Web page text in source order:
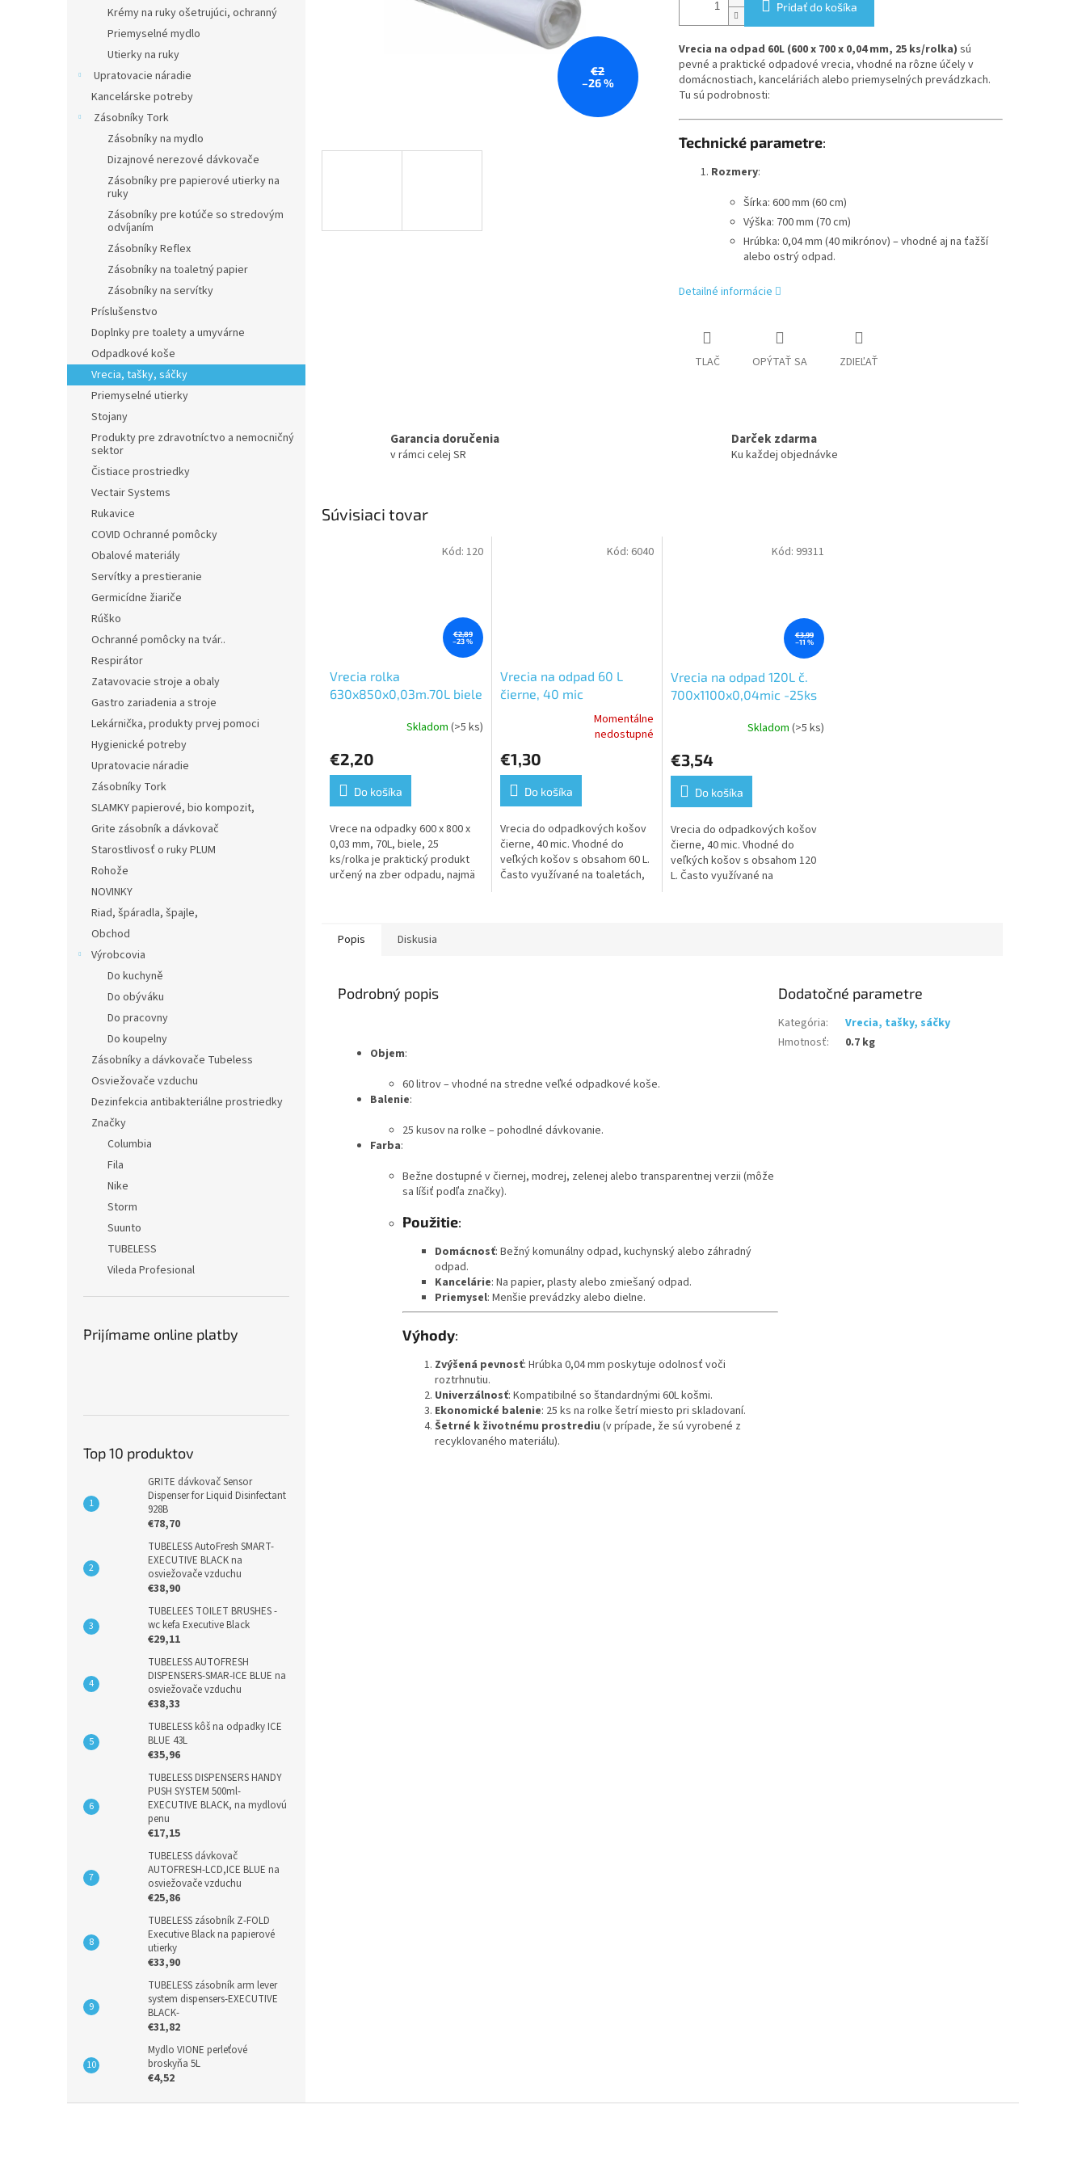
Krémy na ruky ošetrujúci, ochranný
Priemyselné mydlo
Utierky na ruky
Upratovacie náradie
Kancelárske potreby
Zásobníky Tork
Zásobníky na mydlo
Dizajnové nerezové dávkovače
Zásobníky pre papierové utierky na
ruky
Zásobníky pre kotúče so stredovým
odvíjaním
Zásobníky Reflex
Zásobníky na toaletný papier
Zásobníky na servítky
Príslušenstvo
Doplnky pre toalety a umyvárne
Odpadkové koše
Vrecia, tašky, sáčky
Priemyselné utierky
Stojany
Produkty pre zdravotníctvo a nemocničný
sektor
Čistiace prostriedky
Vectair Systems
Rukavice
COVID Ochranné pomôcky
Obalové materiály
Servítky a prestieranie
Germicídne žiariče
Rúško
Ochranné pomôcky na tvár..
Respirátor
Zatavovacie stroje a obaly
Gastro zariadenia a stroje
Lekárnička, produkty prvej pomoci
Hygienické potreby
Upratovacie náradie
Zásobníky Tork
SLAMKY papierové, bio kompozit,
Grite zásobník a dávkovač
Starostlivosť o ruky PLUM
Rohože
NOVINKY
Riad, špáradla, špajle,
Obchod
Výrobcovia
Do kuchyně
Do obýváku
Do pracovny
Do koupelny
Zásobníky a dávkovače Tubeless
Osviežovače vzduchu
Dezinfekcia antibakteriálne prostriedky
Značky
Columbia
Fila
Nike
Storm
Suunto
TUBELESS
Vileda Profesional
Prijímame online platby
Top 10 produktov
GRITE dávkovač Sensor
Dispenser for Liquid Disinfectant
928B
€78,70
TUBELESS AutoFresh SMART-
EXECUTIVE BLACK na
osviežovače vzduchu
€38,90
TUBELEES TOILET BRUSHES -
wc kefa Executive Black
€29,11
TUBELESS AUTOFRESH
DISPENSERS-SMAR-ICE BLUE na
osviežovače vzduchu
€38,33
TUBELESS kôš na odpadky ICE
BLUE 43L
€35,96
TUBELESS DISPENSERS HANDY
PUSH SYSTEM 500ml-
EXECUTIVE BLACK, na mydlovú
penu
€17,15
TUBELESS dávkovač
AUTOFRESH-LCD,ICE BLUE na
osviežovače vzduchu
€25,86
TUBELESS zásobník Z-FOLD
Executive Black na papierové
utierky
€33,90
TUBELESS zásobník arm lever
system dispensers-EXECUTIVE
BLACK-
€31,82
Mydlo VIONE perleťové
broskyňa 5L
€4,52
€2
–26 %
Pridať do košíka
Vrecia na odpad 60L (600 x 700 x 0,04 mm, 25 ks/rolka) sú
pevné a praktické odpadové vrecia, vhodné na rôzne účely v
domácnostiach, kanceláriách alebo priemyselných prevádzkach.
Tu sú podrobnosti:
Technické parametre:
Rozmery:
Šírka: 600 mm (60 cm)
Výška: 700 mm (70 cm)
Hrúbka: 0,04 mm (40 mikrónov) – vhodné aj na ťažší
alebo ostrý odpad.
Detailné informácie
TLAČ OPÝTAŤ SA ZDIEĽAŤ
Garancia doručenia
v rámci celej SR
Darček zdarma
Ku každej objednávke
Súvisiaci tovar
€2,89
–23 %
Vrecia rolka
630x850x0,03m.70L biele
produktu
je
5,0
z
5
hviezdičiek.
Skladom (>5 ks)
€2,20
Do košíka
Vrece na odpadky 600 x 800 x
0,03 mm, 70L, biele, 25
ks/rolka je praktický produkt
určený na zber odpadu, najmä
Kód: 120
Vrecia na odpad 60 L
čierne, 40 mic
produktu
je
5,0
z
5
hviezdičiek.
Momentálne
nedostupné
€1,30
Do košíka
Vrecia do odpadkových košov
čierne, 40 mic. Vhodné do
veľkých košov s obsahom 60 L.
Často využívané na toaletách,
Kód: 6040
€3,99
–11 %
Vrecia na odpad 120L č.
700x1100x0,04mic -25ks
produktu
je
5,0
z
5
hviezdičiek.
Skladom(>5 ks)
€3,54
Do košíka
Vrecia do odpadkových košov
čierne, 40 mic. Vhodné do
veľkých košov s obsahom 120
L. Často využívané na
Kód: 99311
Popis Diskusia
Podrobný popis
Objem:
60 litrov – vhodné na stredne veľké odpadkové koše.
Balenie:
25 kusov na rolke – pohodlné dávkovanie.
Farba:
Bežne dostupné v čiernej, modrej, zelenej alebo transparentnej verzii (môže
sa líšiť podľa značky).
Použitie:
Domácnosť: Bežný komunálny odpad, kuchynský alebo záhradný
odpad.
Kancelárie: Na papier, plasty alebo zmiešaný odpad.
Priemysel: Menšie prevádzky alebo dielne.
Výhody:
Zvýšená pevnosť: Hrúbka 0,04 mm poskytuje odolnosť voči
roztrhnutiu.
Univerzálnosť: Kompatibilné so štandardnými 60L košmi.
Ekonomické balenie: 25 ks na rolke šetrí miesto pri skladovaní.
Šetrné k životnému prostrediu (v prípade, že sú vyrobené z
recyklovaného materiálu).
Dodatočné parametre
Kategória:
Vrecia, tašky, sáčky
Hmotnosť: 0.7 kg